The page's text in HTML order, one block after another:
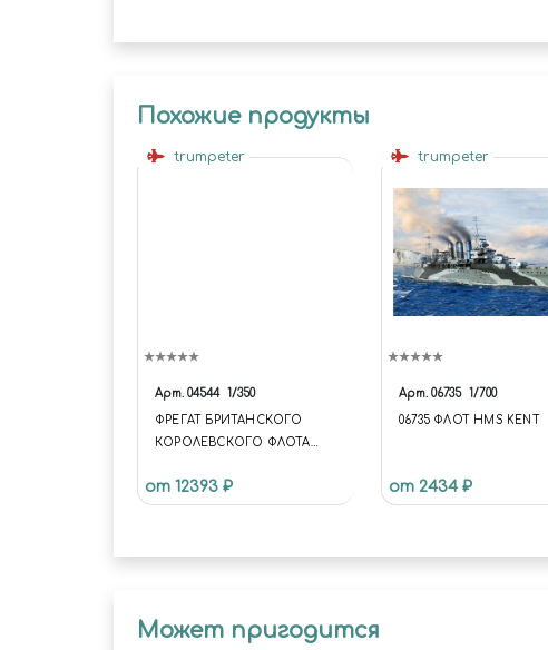
Похожие продукты
trumpeter
Арт. 04544 1/350
ФРЕГАТ БРИТАНСКОГО
КОРОЛЕВСКОГО ФЛОТА
ROYAL NAVY TYPE 23
FRIGATE - "KENT"
от 12393 ₽
trumpeter
Арт. 06735 1/700
06735 ФЛОТ HMS KENT
от 2434 ₽
Может пригодится